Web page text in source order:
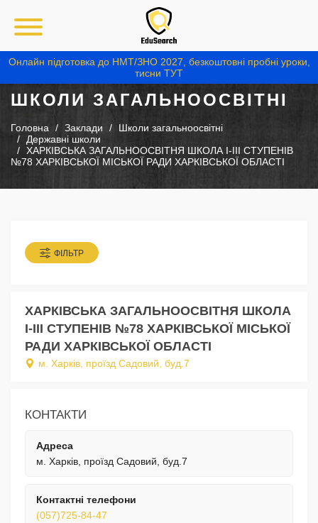
Онлайн підготовка до НМТ/ЗНО 2027, безкоштовні пробні уроки,
тисни ТУТ
ШКОЛИ ЗАГАЛЬНООСВІТНІ
Головна Заклади
Школи загальноосвітні
Державні школи
ХАРКІВСЬКА ЗАГАЛЬНООСВІТНЯ ШКОЛА І-ІІІ СТУПЕНІВ
№78 ХАРКІВСЬКОЇ МІСЬКОЇ РАДИ ХАРКІВСЬКОЇ ОБЛАСТІ
ФІЛЬТР
ХАРКІВСЬКА ЗАГАЛЬНООСВІТНЯ ШКОЛА
І-ІІІ СТУПЕНІВ №78 ХАРКІВСЬКОЇ МІСЬКОЇ
РАДИ ХАРКІВСЬКОЇ ОБЛАСТІ
м. Харків, проїзд Садовий, буд.7
КОНТАКТИ
Адреса
м. Харків, проїзд Садовий, буд.7
Контактні телефони
(057)725-84-47